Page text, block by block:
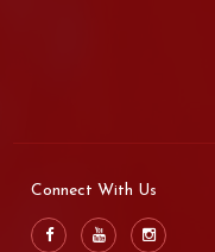
Connect With Us